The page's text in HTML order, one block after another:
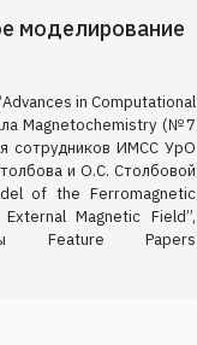
моделирование
in Computational
Magnetochemistry (№7
сотрудников ИМСС УрО
и О.С. Столбовой
of the Ferromagnetic
Magnetic Field”,
Feature Papers